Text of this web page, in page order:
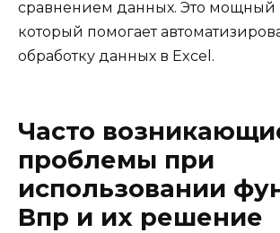
сравнением данных. Это мощный
который помогает
обработку данных в Excel.
Часто
проблемы при
использовании
Впр и их решение